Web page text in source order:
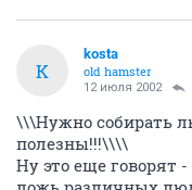
K
kosta
old hamster
12 июля 2002
\\\Нужно собирать
полезны!!!\\\\
Ну это еще говорят